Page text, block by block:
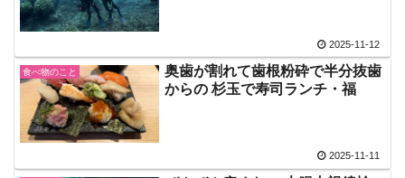
2025-11-12
食べ物のこと
奥歯が割れて歯根粉砕で半分抜歯
からの 杉玉で寿司ランチ・福
2025-11-11